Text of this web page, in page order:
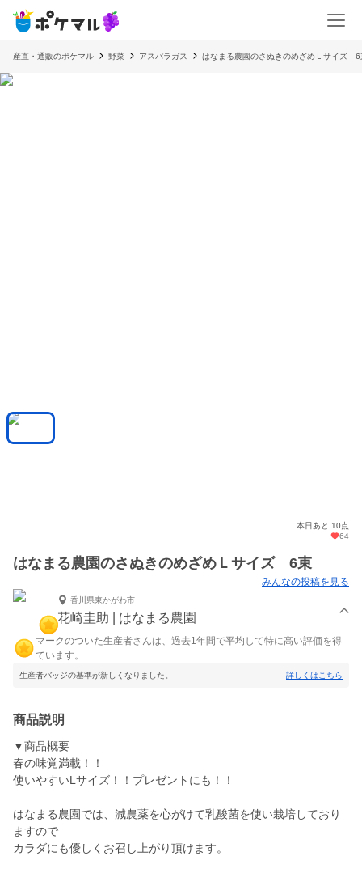
産直・通販のポケマル 野菜 アスパラガス はなまる農園のさぬきのめざめＬサイズ
本日あと 10点
64
はなまる農園のさぬきのめざめＬサイズ 6束
みんなの投稿を見る
香川県東かがわ市
花崎圭助 | はなまる農園
マークのついた生産者さんは、過去1年間で平均して特に高い評価を得
ています。
生産者バッジの基準が新しくなりました。 詳しくはこちら
商品説明
▼商品概要
春の味覚満載！！
使いやすいLサイズ！！プレゼントにも！！
はなまる農園では、減農薬を心がけて乳酸菌を使い栽培しており
ますので
カラダにも優しくお召し上がり頂けます。